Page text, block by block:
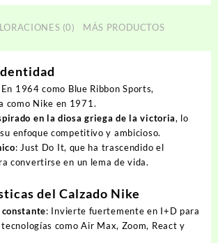
(0) MÁS PRODUCTOS
En 1964 como Blue Ribbon Sports,
como Nike en 1971.
en la diosa griega de la victoria, lo
enfoque competitivo y ambicioso.
:Just Do It, que ha trascendido el
convertirse en un lema de vida.
del Calzado Nike
: Invierte fuertemente en I+D para
comoAir Max, Zoom, React y